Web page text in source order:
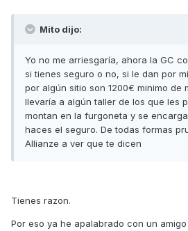
Mito dijo:
Yo no me arriesgaría, ahora la GC
si tienes seguro o no, si le dan por
por algún sitio son 1200€ minimo de
llevaría a algún taller de los que les
montan en la furgoneta y se
haces el seguro. De todas formas
Allianze a ver que te dicen
Tienes razon.
Por eso ya he apalabrado con un